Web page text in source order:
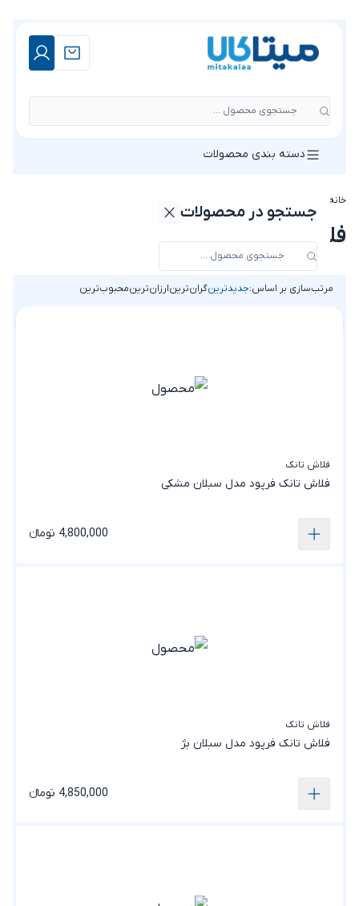
جستجوی محصول ...
جستجو در محصولات
دسته بندی محصولات
خانه
فلاش تانک لوکس
مرتب‌سازی بر اساس:جدیدترینگران‌ترینارزان‌ترینمحبوب‌ترین
فلاش تانک
فلاش تانک فرپود مدل سبلان مشکی
4,800,000 تومانء
فلاش تانک
فلاش تانک فرپود مدل سبلان بژ
4,850,000 تومانء